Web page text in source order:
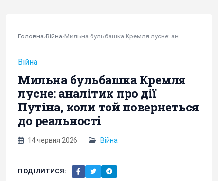
Головна›Війна›
Війна
Мильна бульбашка Кремля
лусне: аналітик про дії
Путіна, коли той повернеться
до реальності
14 червня 2026 Війна
ПОДІЛИТИСЯ: